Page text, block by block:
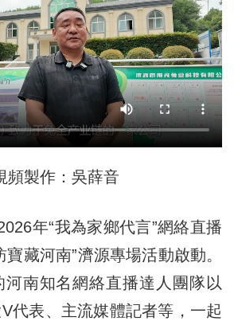
頻製作：吳薛音
年“我為家鄉代言”網絡直播
藏河南”濟源專場活動啟動。
南知名網絡直播達人團隊以
代表、主流媒體記者等，一起